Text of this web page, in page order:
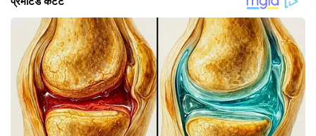
ने 1-0 की बढ़त बना ली है। ओली रॉबिन्सन को उनकी शानदार
गेंदबाजी के लिए प्लेयर ऑफ द मैच चुना गया। उन्होंने मैच में 7 विकेट
लिए और बल्ले से 29 रन का योगदान दिया।